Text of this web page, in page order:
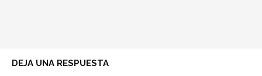
DEJA UNA RESPUESTA